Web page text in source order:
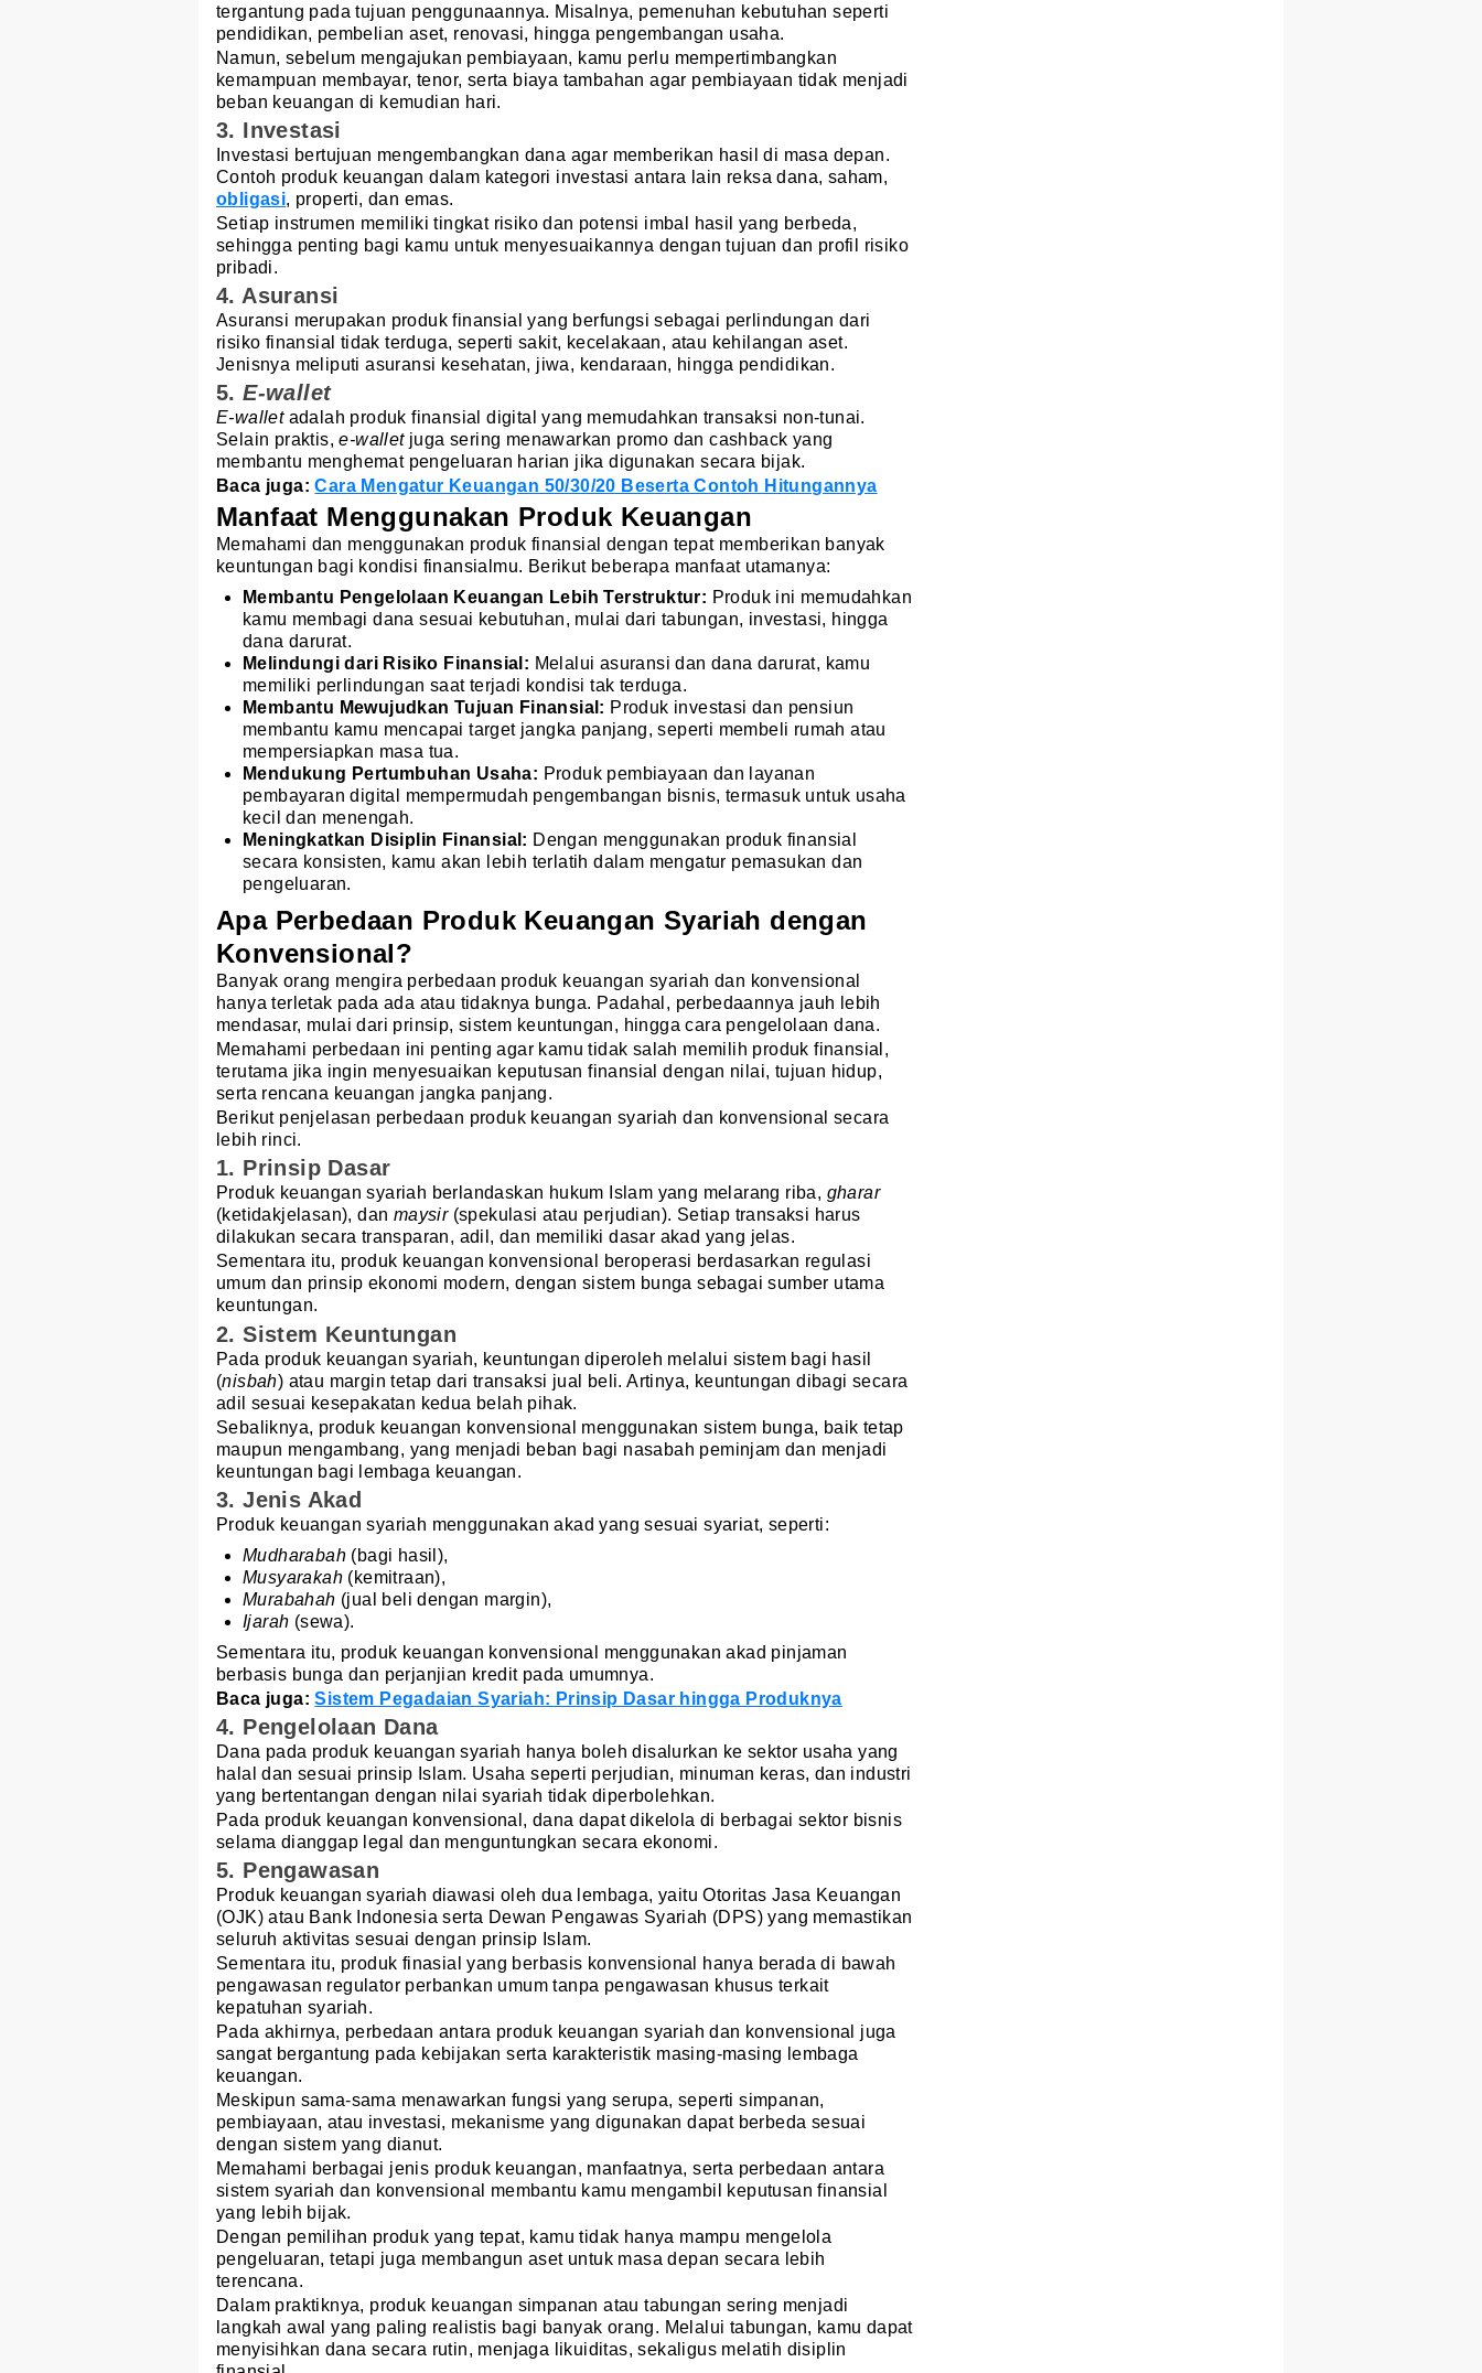
tergantung pada tujuan penggunaannya. Misalnya, pemenuhan kebutuhan seperti
pendidikan, pembelian aset, renovasi, hingga pengembangan usaha.
Namun, sebelum mengajukan pembiayaan, kamu perlu mempertimbangkan
kemampuan membayar, tenor, serta biaya tambahan agar pembiayaan tidak menjadi
beban keuangan di kemudian hari.
3. Investasi
Investasi bertujuan mengembangkan dana agar memberikan hasil di masa depan.
Contoh produk keuangan dalam kategori investasi antara lain reksa dana, saham,
obligasi, properti, dan emas.
Setiap instrumen memiliki tingkat risiko dan potensi imbal hasil yang berbeda,
sehingga penting bagi kamu untuk menyesuaikannya dengan tujuan dan profil risiko
pribadi.
4. Asuransi
Asuransi merupakan produk finansial yang berfungsi sebagai perlindungan dari
risiko finansial tidak terduga, seperti sakit, kecelakaan, atau kehilangan aset.
Jenisnya meliputi asuransi kesehatan, jiwa, kendaraan, hingga pendidikan.
5.E-wallet
E-walletadalah produk finansial digital yang memudahkan transaksi non-tunai.
Selain praktis,e-wallet juga sering menawarkan promo dan cashback yang
membantu menghemat pengeluaran harian jika digunakan secara bijak.
Baca juga:Cara Mengatur Keuangan 50/30/20 Beserta Contoh Hitungannya
Manfaat Menggunakan Produk Keuangan
Memahami dan menggunakan produk finansial dengan tepat memberikan banyak
keuntungan bagi kondisi finansialmu. Berikut beberapa manfaat utamanya:
Membantu Pengelolaan Keuangan Lebih Terstruktur: Produk ini memudahkan
kamu membagi dana sesuai kebutuhan, mulai dari tabungan, investasi, hingga
dana darurat.
Melindungi dari Risiko Finansial: Melalui asuransi dan dana darurat, kamu
memiliki perlindungan saat terjadi kondisi tak terduga.
Membantu Mewujudkan Tujuan Finansial: Produk investasi dan pensiun
membantu kamu mencapai target jangka panjang, seperti membeli rumah atau
mempersiapkan masa tua.
Mendukung Pertumbuhan Usaha: Produk pembiayaan dan layanan
pembayaran digital mempermudah pengembangan bisnis, termasuk untuk usaha
kecil dan menengah.
Meningkatkan Disiplin Finansial: Dengan menggunakan produk finansial
secara konsisten, kamu akan lebih terlatih dalam mengatur pemasukan dan
pengeluaran.
Apa Perbedaan Produk Keuangan Syariah dengan
Konvensional?
Banyak orang mengira perbedaan produk keuangan syariah dan konvensional
hanya terletak pada ada atau tidaknya bunga. Padahal, perbedaannya jauh lebih
mendasar, mulai dari prinsip, sistem keuntungan, hingga cara pengelolaan dana.
Memahami perbedaan ini penting agar kamu tidak salah memilih produk finansial,
terutama jika ingin menyesuaikan keputusan finansial dengan nilai, tujuan hidup,
serta rencana keuangan jangka panjang.
Berikut penjelasan perbedaan produk keuangan syariah dan konvensional secara
lebih rinci.
1. Prinsip Dasar
Produk keuangan syariah berlandaskan hukum Islam yang melarang riba, gharar
(ketidakjelasan), dan maysir(spekulasi atau perjudian). Setiap transaksi harus
dilakukan secara transparan, adil, dan memiliki dasar akad yang jelas.
Sementara itu, produk keuangan konvensional beroperasi berdasarkan regulasi
umum dan prinsip ekonomi modern, dengan sistem bunga sebagai sumber utama
keuntungan.
2. Sistem Keuntungan
Pada produk keuangan syariah, keuntungan diperoleh melalui sistem bagi hasil
(nisbah) atau margin tetap dari transaksi jual beli. Artinya, keuntungan dibagi secara
adil sesuai kesepakatan kedua belah pihak.
Sebaliknya, produk keuangan konvensional menggunakan sistem bunga, baik tetap
maupun mengambang, yang menjadi beban bagi nasabah peminjam dan menjadi
keuntungan bagi lembaga keuangan.
3. Jenis Akad
Produk keuangan syariah menggunakan akad yang sesuai syariat, seperti:
Mudharabah (bagi hasil),
Musyarakah (kemitraan),
Murabahah (jual beli dengan margin),
Ijarah (sewa).
Sementara itu, produk keuangan konvensional menggunakan akad pinjaman
berbasis bunga dan perjanjian kredit pada umumnya.
Baca juga:Sistem Pegadaian Syariah: Prinsip Dasar hingga Produknya
4. Pengelolaan Dana
Dana pada produk keuangan syariah hanya boleh disalurkan ke sektor usaha yang
halal dan sesuai prinsip Islam. Usaha seperti perjudian, minuman keras, dan industri
yang bertentangan dengan nilai syariah tidak diperbolehkan.
Pada produk keuangan konvensional, dana dapat dikelola di berbagai sektor bisnis
selama dianggap legal dan menguntungkan secara ekonomi.
5. Pengawasan
Produk keuangan syariah diawasi oleh dua lembaga, yaitu Otoritas Jasa Keuangan
(OJK) atau Bank Indonesia serta Dewan Pengawas Syariah (DPS) yang memastikan
seluruh aktivitas sesuai dengan prinsip Islam.
Sementara itu, produk finasial yang berbasis konvensional hanya berada di bawah
pengawasan regulator perbankan umum tanpa pengawasan khusus terkait
kepatuhan syariah.
Pada akhirnya, perbedaan antara produk keuangan syariah dan konvensional juga
sangat bergantung pada kebijakan serta karakteristik masing-masing lembaga
keuangan.
Meskipun sama-sama menawarkan fungsi yang serupa, seperti simpanan,
pembiayaan, atau investasi, mekanisme yang digunakan dapat berbeda sesuai
dengan sistem yang dianut.
Memahami berbagai jenis produk keuangan, manfaatnya, serta perbedaan antara
sistem syariah dan konvensional membantu kamu mengambil keputusan finansial
yang lebih bijak.
Dengan pemilihan produk yang tepat, kamu tidak hanya mampu mengelola
pengeluaran, tetapi juga membangun aset untuk masa depan secara lebih
terencana.
Dalam praktiknya, produk keuangan simpanan atau tabungan sering menjadi
langkah awal yang paling realistis bagi banyak orang. Melalui tabungan, kamu dapat
menyisihkan dana secara rutin, menjaga likuiditas, sekaligus melatih disiplin